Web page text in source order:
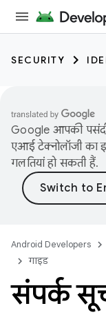
SECURITY
Google आपकी
एआई टेक्नोलॉजी का
गलतियां हो सकती हैं.
Android Developers
गाइड
संपर्क